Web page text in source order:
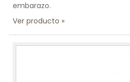
embarazo.
Ver producto